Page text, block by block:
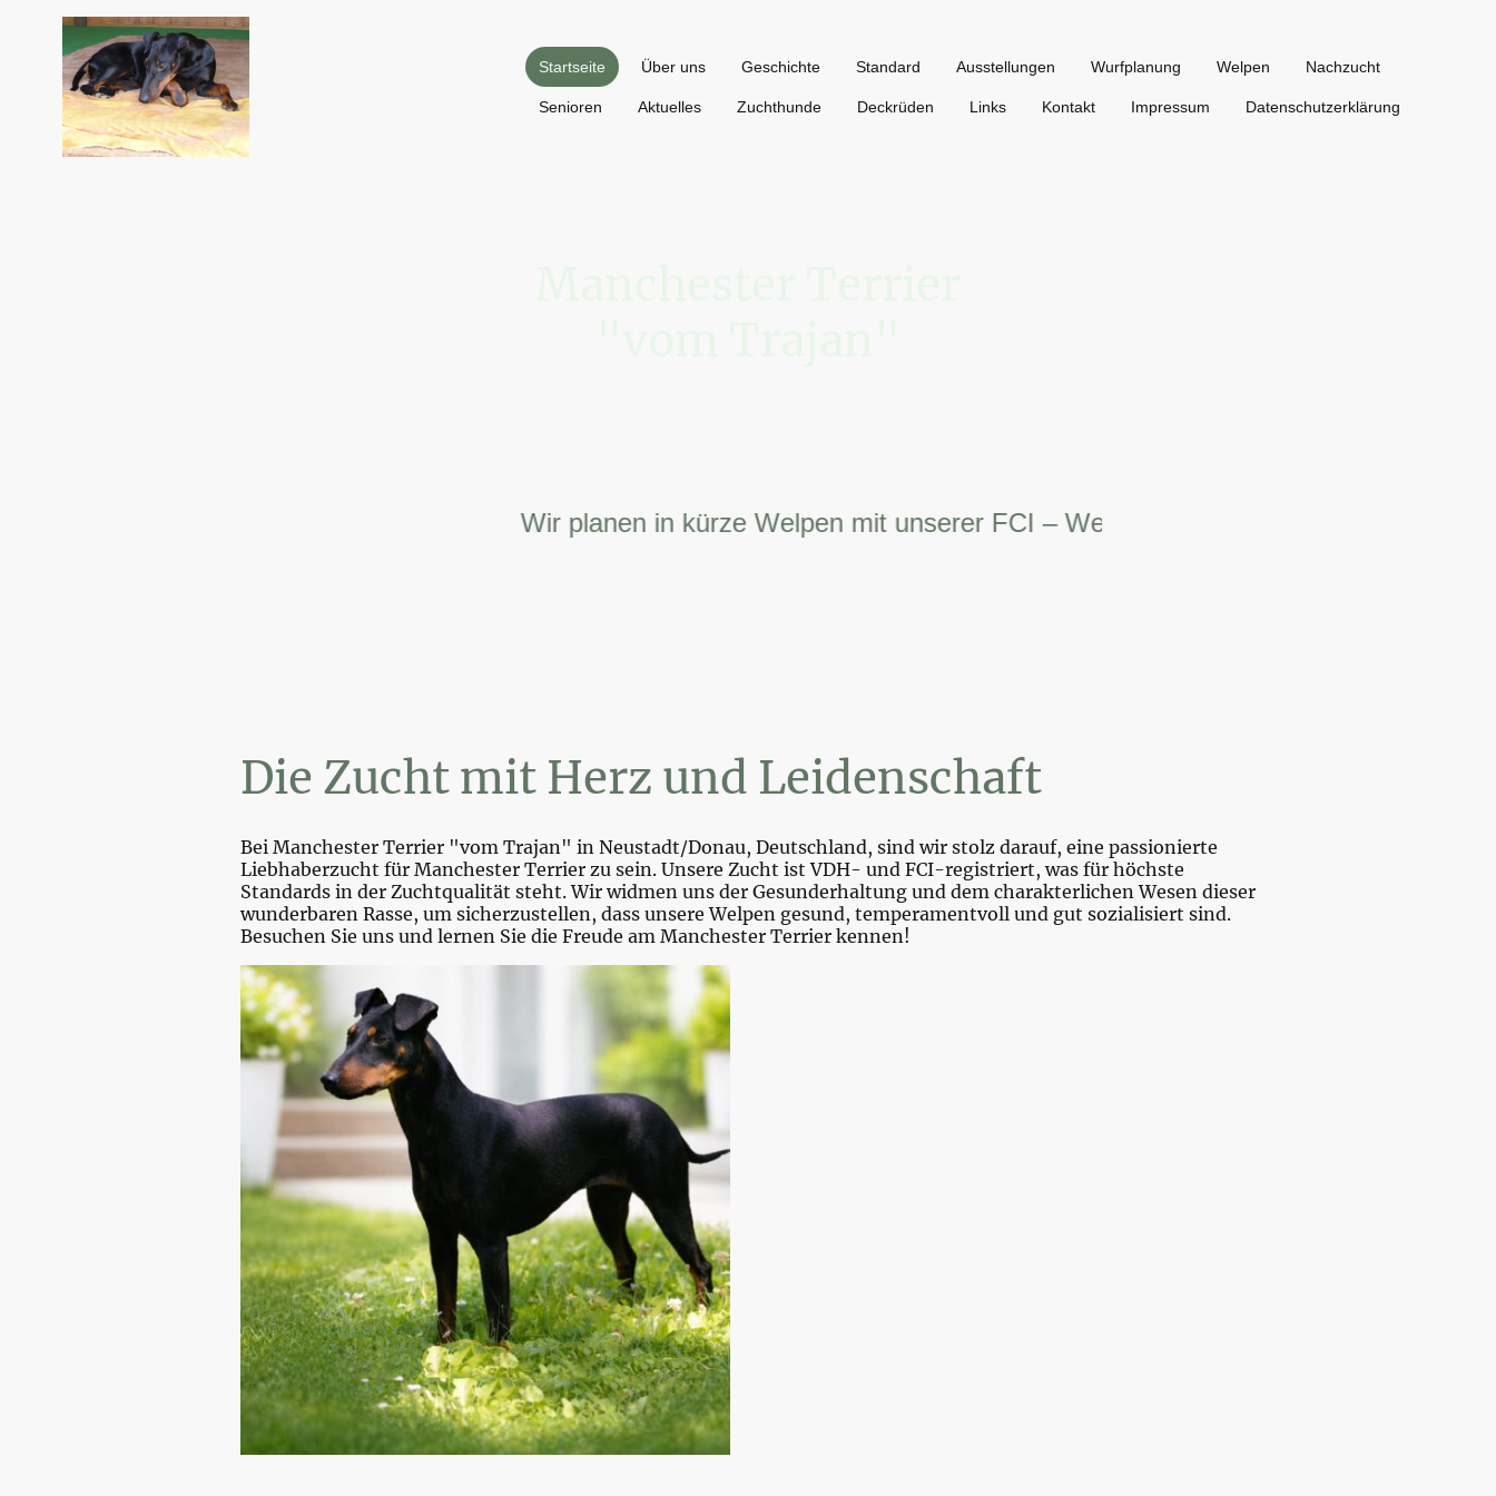
Startseite Über uns Geschichte Standard Ausstellungen Wurfplanung Welpen Nachzucht
Senioren Aktuelles Zuchthunde Deckrüden Links Kontakt Impressum Datenschutzerklärung
Wir planen in kürze Welpen mit unserer FCI – Weltsiegerin.
Die Zucht mit Herz und Leidenschaft
Bei Manchester Terrier "vom Trajan" in Neustadt/Donau, Deutschland, sind wir stolz darauf, eine passionierte
Liebhaberzucht für Manchester Terrier zu sein. Unsere Zucht ist VDH- und FCI-registriert, was für höchste
Standards in der Zuchtqualität steht. Wir widmen uns der Gesunderhaltung und dem charakterlichen Wesen dieser
wunderbaren Rasse, um sicherzustellen, dass unsere Welpen gesund, temperamentvoll und gut sozialisiert sind.
Besuchen Sie uns und lernen Sie die Freude am Manchester Terrier kennen!